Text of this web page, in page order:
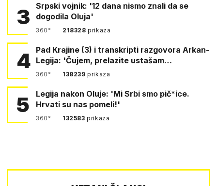
3
Srpski vojnik: '12 dana nismo znali da se
dogodila Oluja'
360° 218328prikaza
4 Pad Krajine (3) i transkripti razgovora Arkan-
Legija: 'Čujem, prelazite ustašam…
360° 138239prikaza
5
Legija nakon Oluje: 'Mi Srbi smo pič*ice.
Hrvati su nas pomeli!'
360° 132583prikaza